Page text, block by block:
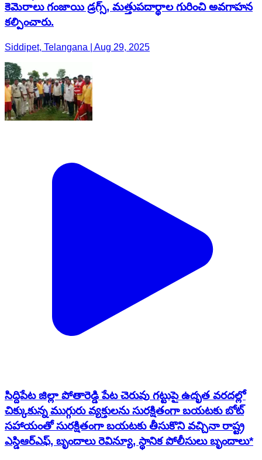
కెమెరాలు గంజాయి డ్రగ్స్, మత్తుపదార్థాల గురించి అవగాహన
కల్పించారు.
Siddipet, Telangana | Aug 29, 2025
సిద్దిపేట జిల్లా పోతారెడ్డి పేట చెరువు గట్టుపై ఉదృత వరదల్లో
చిక్కుకున్న ముగ్గురు వ్యక్తులను సురక్షితంగా బయటకు బోట్
సహాయంతో సురక్షితంగా బయటకు తీసుకొని వచ్చినా రాష్ట్ర
ఎస్డిఆర్ఎఫ్, బృందాలు రెవిన్యూ, స్థానిక పోలీసులు బృందాలు*